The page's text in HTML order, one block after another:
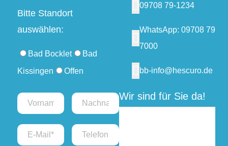
Bitte Standort
auswählen:
Bad Bocklet
Bad
Kissingen
Offen
09708 79-1234
WhatsApp: 09708 79
7000
bb-info@hescuro.de
Wir sind für Sie da!
Freitag: